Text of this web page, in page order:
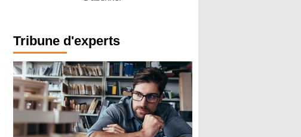
Tribune d'experts